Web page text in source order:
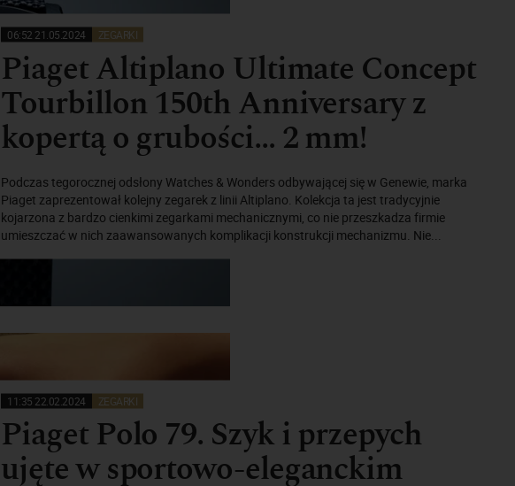
06:52 21.05.2024 ZEGARKI
Piaget Altiplano Ultimate Concept
Tourbillon 150th Anniversary z
kopertą o grubości… 2 mm!
Podczas tegorocznej odsłony Watches & Wonders odbywającej się w Genewie, marka
Piaget zaprezentował kolejny zegarek z linii Altiplano. Kolekcja ta jest tradycyjnie
kojarzona z bardzo cienkimi zegarkami mechanicznymi, co nie przeszkadza firmie
umieszczać w nich zaawansowanych komplikacji konstrukcji mechanizmu. Nie...
11:35 22.02.2024 ZEGARKI
Piaget Polo 79. Szyk i przepych
ujęte w sportowo-eleganckim